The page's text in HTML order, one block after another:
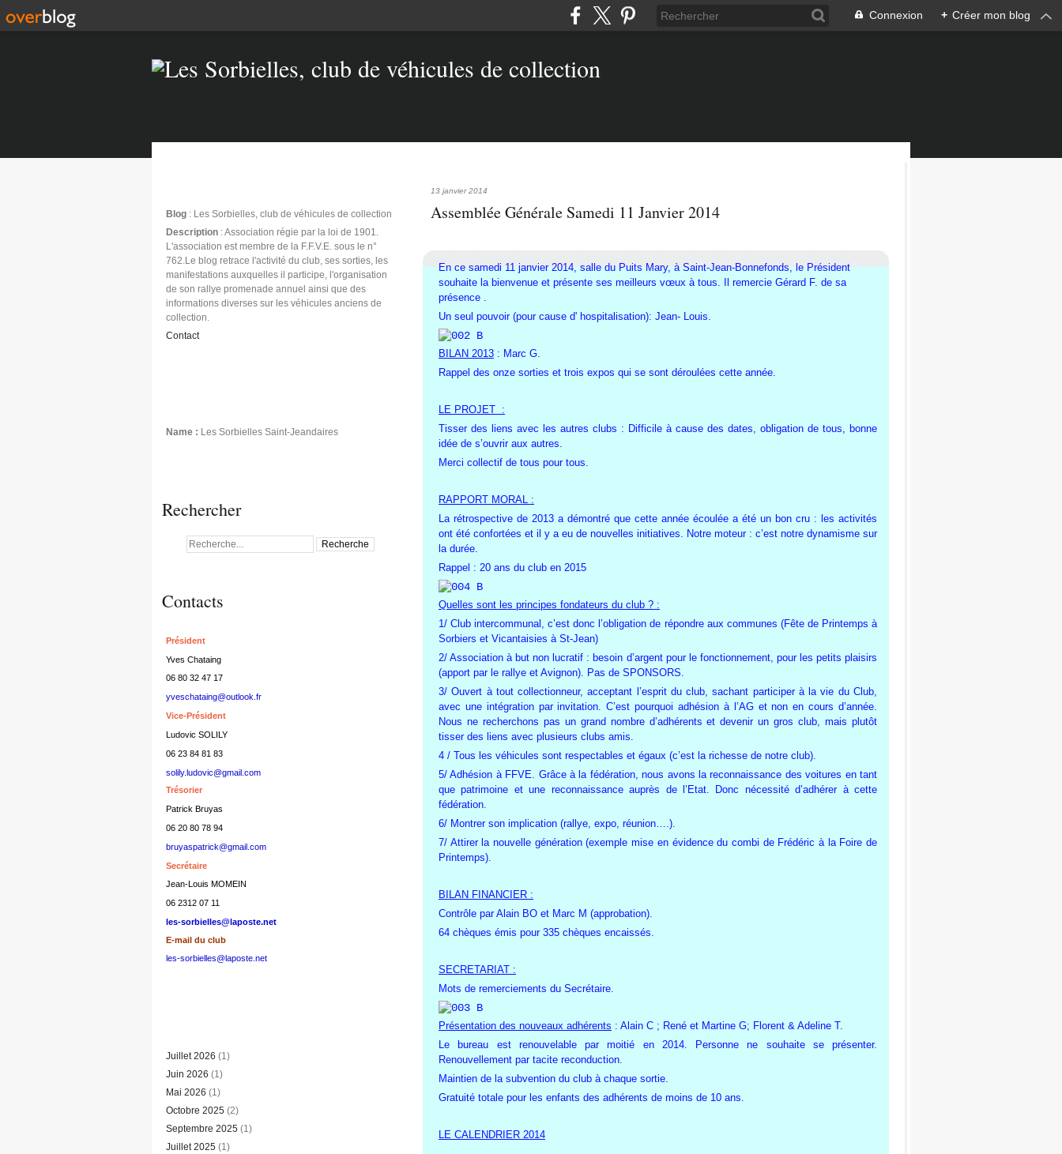
Connexion + Créer mon blog
Blog : Les Sorbielles, club de véhicules de collection
Description : Association régie par la loi de 1901.
L'association est membre de la F.F.V.E. sous le n°
762.Le blog retrace l'activité du club, ses sorties, les
manifestations auxquelles il participe, l'organisation
de son rallye promenade annuel ainsi que des
informations diverses sur les véhicules anciens de
collection.
Contact
Name : Les Sorbielles Saint-Jeandaires
Rechercher
Contacts
Président
Yves Chataing
06 80 32 47 17
yveschataing@outlook.fr
Vice-Président
Ludovic SOLILY
06 23 84 81 83
solily.ludovic@gmail.com
Trésorier
Patrick Bruyas
06 20 80 78 94
bruyaspatrick@gmail.com
Secrétaire
Jean-Louis MOMEIN
06 2312 07 11
les-sorbielles@laposte.net
E-mail du club
les-sorbielles@laposte.net
Juillet 2026 (1)
Juin 2026 (1)
Mai 2026 (1)
Octobre 2025 (2)
Septembre 2025 (1)
Juillet 2025 (1)
13 janvier 2014
Assemblée Générale Samedi 11 Janvier 2014
En ce samedi 11 janvier 2014, salle du Puits Mary, à Saint-Jean-Bonnefonds, le Président
souhaite la bienvenue et présente ses meilleurs vœux à tous. Il remercie Gérard F. de sa
présence .
Un seul pouvoir (pour cause d' hospitalisation): Jean- Louis.
BILAN 2013 : Marc G.
Rappel des onze sorties et trois expos qui se sont déroulées cette année.
LE PROJET :
Tisser des liens avec les autres clubs : Difficile à cause des dates, obligation de tous, bonne
idée de s’ouvrir aux autres.
Merci collectif de tous pour tous.
RAPPORT MORAL :
La rétrospective de 2013 a démontré que cette année écoulée a été un bon cru : les activités
ont été confortées et il y a eu de nouvelles initiatives. Notre moteur : c’est notre dynamisme sur
la durée.
Rappel : 20 ans du club en 2015
Quelles sont les principes fondateurs du club ? :
1/ Club intercommunal, c’est donc l’obligation de répondre aux communes (Fête de Printemps à
Sorbiers et Vicantaisies à St-Jean)
2/ Association à but non lucratif : besoin d’argent pour le fonctionnement, pour les petits plaisirs
(apport par le rallye et Avignon). Pas de SPONSORS.
3/ Ouvert à tout collectionneur, acceptant l’esprit du club, sachant participer à la vie du Club,
avec une intégration par invitation. C’est pourquoi adhésion à l’AG et non en cours d’année.
Nous ne recherchons pas un grand nombre d’adhérents et devenir un gros club, mais plutôt
tisser des liens avec plusieurs clubs amis.
4 / Tous les véhicules sont respectables et égaux (c’est la richesse de notre club).
5/ Adhésion à FFVE. Grâce à la fédération, nous avons la reconnaissance des voitures en tant
que patrimoine et une reconnaissance auprès de l’Etat. Donc nécessité d’adhérer à cette
fédération.
6/ Montrer son implication (rallye, expo, réunion….).
7/ Attirer la nouvelle génération (exemple mise en évidence du combi de Frédéric à la Foire de
Printemps).
BILAN FINANCIER :
Contrôle par Alain BO et Marc M (approbation).
64 chèques émis pour 335 chèques encaissés.
SECRETARIAT :
Mots de remerciements du Secrétaire.
Présentation des nouveaux adhérents : Alain C ; René et Martine G; Florent & Adeline T.
Le bureau est renouvelable par moitié en 2014. Personne ne souhaite se présenter.
Renouvellement par tacite reconduction.
Maintien de la subvention du club à chaque sortie.
Gratuité totale pour les enfants des adhérents de moins de 10 ans.
LE CALENDRIER 2014